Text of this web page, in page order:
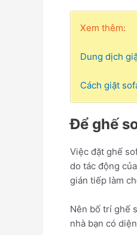
Xem thêm:
Dung dịch
Cách giặt
Để ghế
Việc đặt ghế
do tác động
gián tiếp làm
Nên bố trí ghế
nhà bạn có